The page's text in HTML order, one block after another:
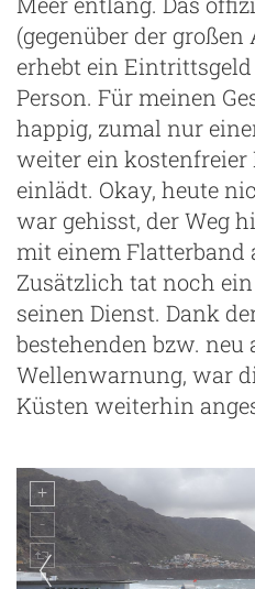
(gegenüber der
erhebt ein
Person. Für meinen
happig, zumal nur
weiter ein kostenfreier
einlädt. Okay, heute
war gehisst, der Weg
mit einem Flatterband
Zusätzlich tat noch
seinen Dienst. Dank
bestehenden bzw. neu
Wellenwarnung, war
Küsten weiterhin